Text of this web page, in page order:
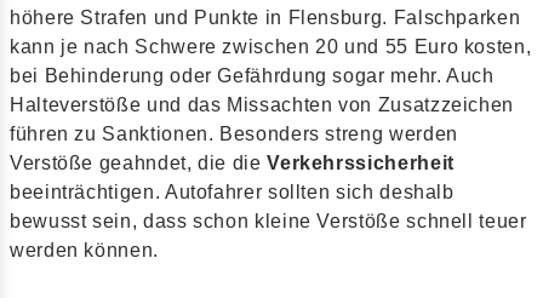
höhere Strafen und Punkte in Flensburg. Falschparken
kann je nach Schwere zwischen 20 und 55 Euro kosten,
bei Behinderung oder Gefährdung sogar mehr. Auch
Halteverstöße und das Missachten von Zusatzzeichen
führen zu Sanktionen. Besonders streng werden
Verstöße geahndet, die dieVerkehrssicherheit
beeinträchtigen. Autofahrer sollten sich deshalb
bewusst sein, dass schon kleine Verstöße schnell teuer
werden können.